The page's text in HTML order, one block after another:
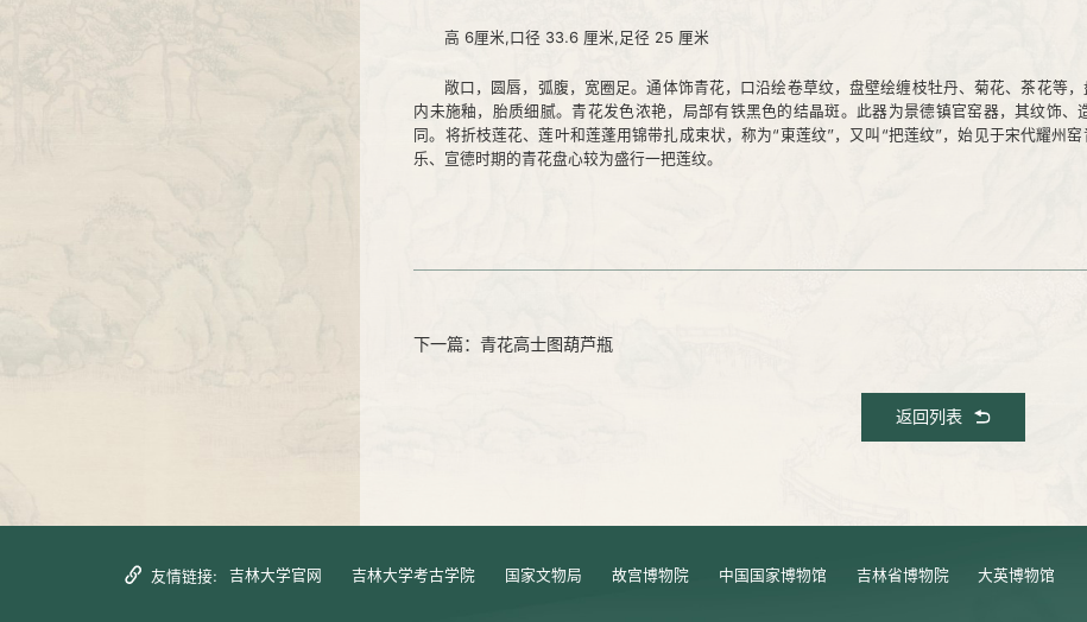
高 6厘米,口径 33.6 厘米,足径 25 厘米
敞口，圆唇，弧腹，宽圈足。通体饰青花，口沿绘卷草纹，盘壁绘缠枝牡丹、菊花、茶花等
内未施釉，胎质细腻。青花发色浓艳，局部有铁黑色的结晶斑。此器为景德镇官窑器，其纹饰
同。将折枝莲花、莲叶和莲蓬用锦带扎成束状，称为“東莲纹”，又叫“把莲纹”，始见于宋代耀州
乐、宣德时期的青花盘心较为盛行一把莲纹。
下一篇：青花高士图葫芦瓶
返回列表
友情链接: 吉林大学官网 吉林大学考古学院 国家文物局 故宫博物院 中国国家博物馆 吉林省博物院 大英博物馆